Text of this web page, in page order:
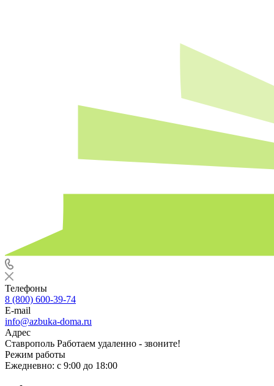
Телефоны
8 (800) 600-39-74
E-mail
info@azbuka-doma.ru
Адрес
Ставрополь Работаем удаленно - звоните!
Режим работы
Ежедневно: с 9:00 до 18:00